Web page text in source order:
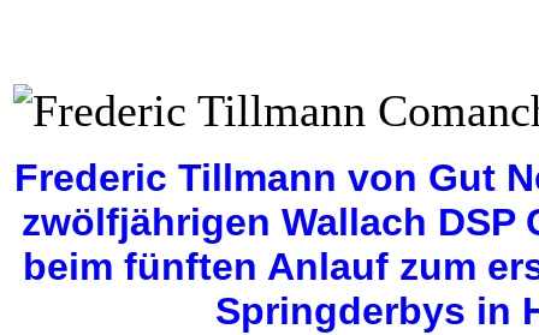
Frederic Tillmann von Gut
zwölfjährigen Wallach DSP
beim fünften Anlauf zum
Springderbys in